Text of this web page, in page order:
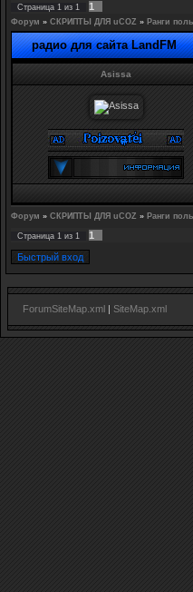
Страница 1 из 1 1
Форум » СКРИПТЫ ДЛЯ uCOZ » Ранги
радио для сайта LandFM
Asissa
Форум » СКРИПТЫ ДЛЯ uCOZ » Ранги
Страница 1 из 1 1
ForumSiteMap.xml | SiteMap.xml